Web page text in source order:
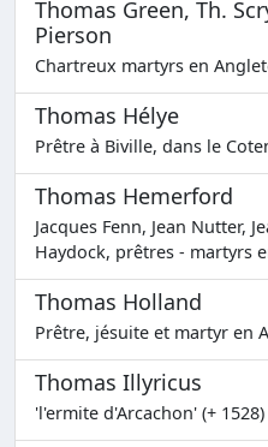
Thomas Green, Th.
Pierson
Chartreux martyrs en
Thomas Hélye
Prêtre à Biville, dans le
Thomas Hemerford
Jacques Fenn, Jean Nutter,
Haydock, prêtres - martyrs
Thomas Holland
Prêtre, jésuite et martyr en
Thomas Illyricus
'l'ermite d'Arcachon' (+ 1528)